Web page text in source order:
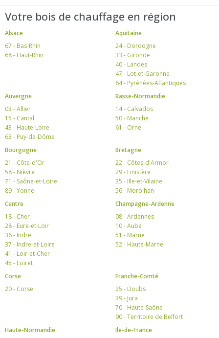
Votre bois de chauffage en région
Alsace
67 - Bas-Rhin
68 - Haut-Rhin
Aquitaine
24 - Dordogne
33 - Gironde
40 - Landes
47 - Lot-et-Garonne
64 - Pyrénées-Atlantiques
Auvergne
03 - Allier
15 - Cantal
43 - Haute-Loire
63 - Puy-de-Dôme
Basse-Normandie
14 - Calvados
50 - Manche
61 - Orne
Bourgogne
21 - Côte-d'Or
58 - Nièvre
71 - Saône-et-Loire
89 - Yonne
Bretagne
22 - Côtes-d'Armor
29 - Finistère
35 - Ille-et-Vilaine
56 - Morbihan
Centre
18 - Cher
28 - Eure-et-Loir
36 - Indre
37 - Indre-et-Loire
41 - Loir-et-Cher
45 - Loiret
Champagne-Ardenne
08 - Ardennes
10 - Aube
51 - Marne
52 - Haute-Marne
Corse
20 - Corse
Franche-Comté
25 - Doubs
39 - Jura
70 - Haute-Saône
90 - Territoire de Belfort
Haute-Normandie
Ile-de-France